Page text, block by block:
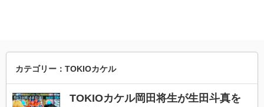
カテゴリー：TOKIOカケル
TOKIOカケル岡田将生が生田斗真を